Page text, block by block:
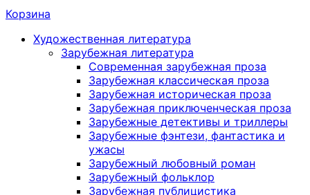
Корзина
Художественная литература
Зарубежная литература
Современная зарубежная проза
Зарубежная классическая проза
Зарубежная историческая проза
Зарубежная приключенческая проза
Зарубежные детективы и триллеры
Зарубежные фэнтези, фантастика и
ужасы
Зарубежный любовный роман
Зарубежный фольклор
Зарубежная публицистика